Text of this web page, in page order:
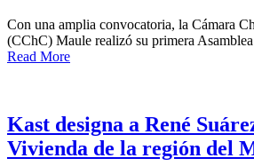
Con una amplia convocatoria, la Cámara
(CChC) Maule realizó su primera
Read More
Kast designa a René
Vivienda de la región del